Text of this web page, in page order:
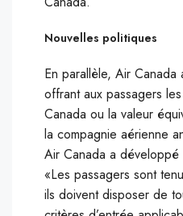
Nouvelles politiques
En parallèle, Air
offrant aux passagers
Canada ou la valeur
la compagnie aérienne
Air Canada a
«Les passagers sont
ils doivent disposer de